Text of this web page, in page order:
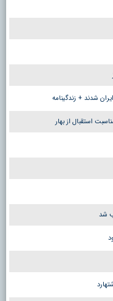
شدند + زندگینامه
استقبال از بهار
شد